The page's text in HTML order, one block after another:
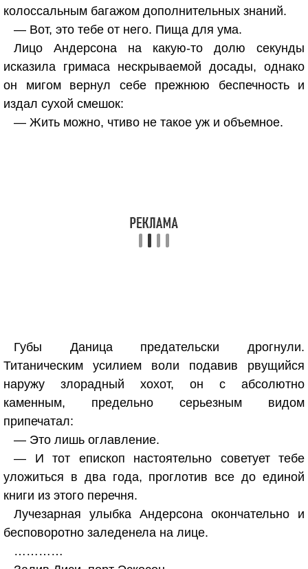
колоссальным багажом дополнительных знаний.
— Вот, это тебе от него. Пища для ума.
Лицо Андерсона на какую-то долю секунды
исказила гримаса нескрываемой досады, однако
он мигом вернул себе прежнюю беспечность и
издал сухой смешок:
— Жить можно, чтиво не такое уж и объемное.
Губы Даница предательски дрогнули.
Титаническим усилием воли подавив рвущийся
наружу злорадный хохот, он с абсолютно
каменным, предельно серьезным видом
припечатал:
— Это лишь оглавление.
— И тот епископ настоятельно советует тебе
уложиться в два года, проглотив все до единой
книги из этого перечня.
Лучезарная улыбка Андерсона окончательно и
бесповоротно заледенела на лице.
…………